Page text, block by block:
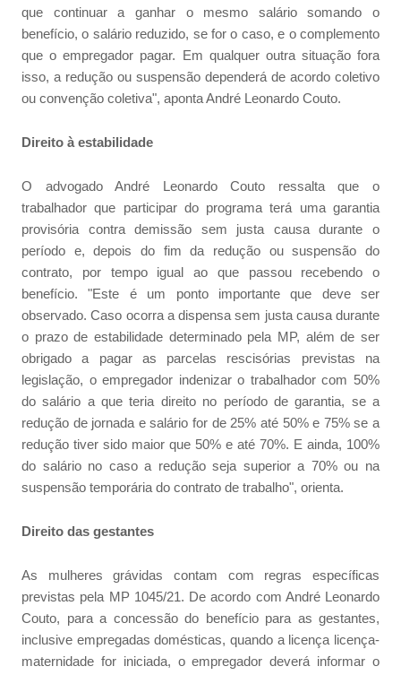
que continuar a ganhar o mesmo salário somando o
benefício, o salário reduzido, se for o caso, e o complemento
que o empregador pagar. Em qualquer outra situação fora
isso, a redução ou suspensão dependerá de acordo coletivo
ou convenção coletiva", aponta André Leonardo Couto.
Direito à estabilidade
O advogado André Leonardo Couto ressalta que o
trabalhador que participar do programa terá uma garantia
provisória contra demissão sem justa causa durante o
período e, depois do fim da redução ou suspensão do
contrato, por tempo igual ao que passou recebendo o
benefício. "Este é um ponto importante que deve ser
observado. Caso ocorra a dispensa sem justa causa durante
o prazo de estabilidade determinado pela MP, além de ser
obrigado a pagar as parcelas rescisórias previstas na
legislação, o empregador indenizar o trabalhador com 50%
do salário a que teria direito no período de garantia, se a
redução de jornada e salário for de 25% até 50% e 75% se a
redução tiver sido maior que 50% e até 70%. E ainda, 100%
do salário no caso a redução seja superior a 70% ou na
suspensão temporária do contrato de trabalho", orienta.
Direito das gestantes
As mulheres grávidas contam com regras específicas
previstas pela MP 1045/21. De acordo com André Leonardo
Couto, para a concessão do benefício para as gestantes,
inclusive empregadas domésticas, quando a licença licença-
maternidade for iniciada, o empregador deverá informar o